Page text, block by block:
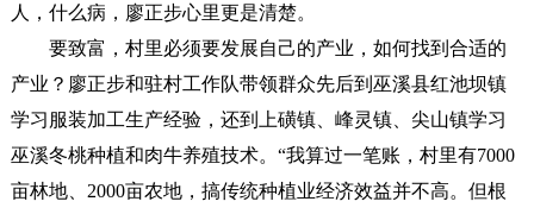
人，什么病，廖正步心里更是清楚。
要致富，村里必须要发展自己的产业，如何找到合适的
产业？廖正步和驻村工作队带领群众先后到巫溪县红池坝镇
学习服装加工生产经验，还到上磺镇、峰灵镇、尖山镇学习
巫溪冬桃种植和肉牛养殖技术。“我算过一笔账，村里有7000
亩林地、2000亩农地，搞传统种植业经济效益并不高。但根